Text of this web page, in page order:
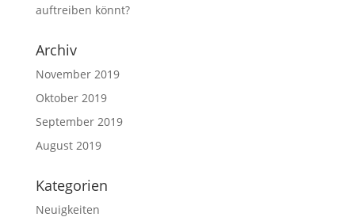
auftreiben könnt?
Archiv
November 2019
Oktober 2019
September 2019
August 2019
Kategorien
Neuigkeiten